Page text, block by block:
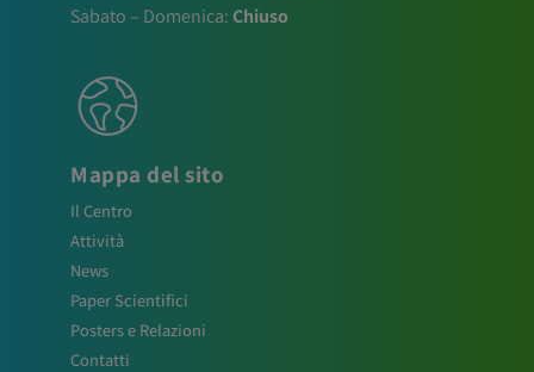
Sabato – Domenica: Chiuso
Mappa del sito
Il Centro
Attività
News
Paper Scientifici
Posters e Relazioni
Contatti